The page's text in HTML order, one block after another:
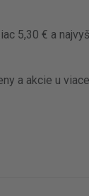
5,30 € a
a akcie u